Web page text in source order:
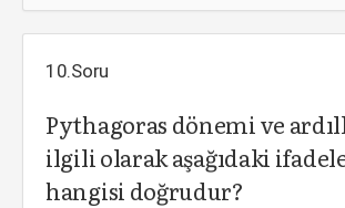
10.Soru
Pythagoras dönemi ve
ilgili olarak aşağıdaki
hangisi doğrudur?